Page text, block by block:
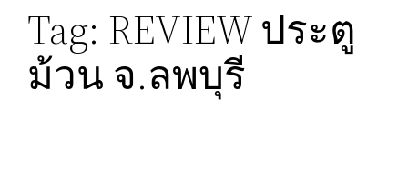
Tag: REVIEW ประตู
ม้วน จ.ลพบุรี